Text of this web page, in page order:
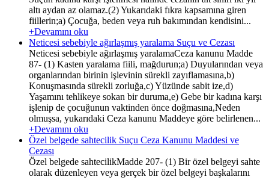
altı aydan az olamaz.(2) Yukarıdaki fıkra kapsamına giren
fiillerin;a) Çocuğa, beden veya ruh bakımından kendisini...
+Devamını oku
Neticesi sebebiyle ağırlaşmış yaralama Suçu ve Cezası
Neticesi sebebiyle ağırlaşmış yaralamaCeza kanunu Madde
87- (1) Kasten yaralama fiili, mağdurun;a) Duyularından veya
organlarından birinin işlevinin sürekli zayıflamasına,b)
Konuşmasında sürekli zorluğa,c) Yüzünde sabit ize,d)
Yaşamını tehlikeye sokan bir duruma,e) Gebe bir kadına karşı
işlenip de çocuğunun vaktinden önce doğmasına,Neden
olmuşsa, yukarıdaki Ceza kanunu Maddeye göre belirlenen...
+Devamını oku
Özel belgede sahtecilik Suçu Ceza Kanunu Maddesi ve
Cezası
Özel belgede sahtecilikMadde 207- (1) Bir özel belgeyi sahte
olarak düzenleyen veya gerçek bir özel belgeyi başkalarını